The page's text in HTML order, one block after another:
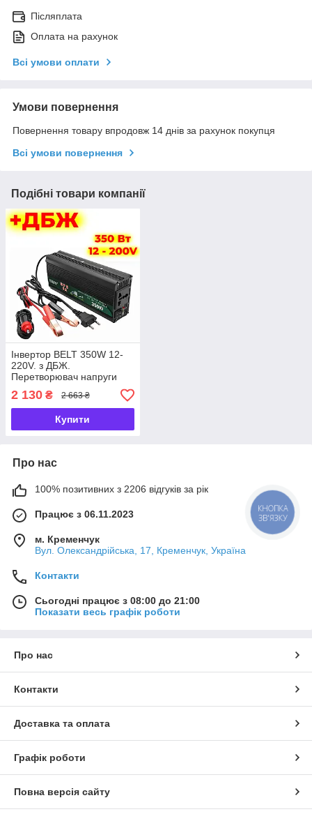
Післяплата
Оплата на рахунок
Всі умови оплати
Умови повернення
Повернення товару впродовж 14 днів за рахунок покупця
Всі умови повернення
Подібні товари компанії
Інвертор BELT 350W 12-
220V. з ДБЖ.
Перетворювач напруги
12V в 220V. З цифровим
дисплеєм
2 130 ₴ 2 663 ₴
Купити
Про нас
100% позитивних з 2206 відгуків за рік
Працює з 06.11.2023
м. Кременчук
Вул. Олександрійська, 17, Кременчук, Україна
Контакти
Сьогодні працює з 08:00 до 21:00
Показати весь графік роботи
Про нас
Контакти
Доставка та оплата
Графік роботи
Повна версія сайту
КНОПКА
ЗВ'ЯЗКУ